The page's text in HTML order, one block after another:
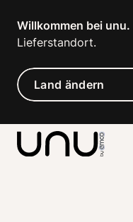
Willkommen bei unu.
Lieferstandort.
Land ändern